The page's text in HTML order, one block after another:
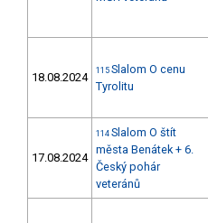
18.08.2024 115 Slalom O cenu
Tyrolitu
17.08.2024
114 Slalom O štít
města Benátek + 6.
Český pohár
veteránů